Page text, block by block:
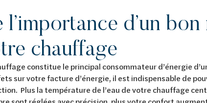
l’importance d’un
chauffage
constitue le principal consommateur d’énergie
sur votre facture d’énergie, il est indispensable de
Plus la température de l’eau de votre chauffage